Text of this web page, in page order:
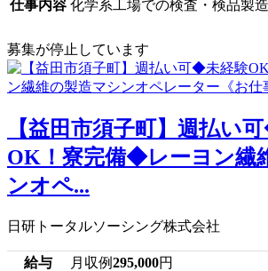
仕事内容 化学系工場での検査・検品製
募集が停止しています
【益田市須子町】週払い
OK！寮完備◆レーヨン繊
ンオペ...
日研トータルソーシング株式会社
給与 月収例295,000円